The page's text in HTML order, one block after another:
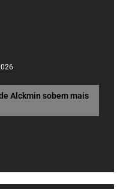
Alckmin sobem mais